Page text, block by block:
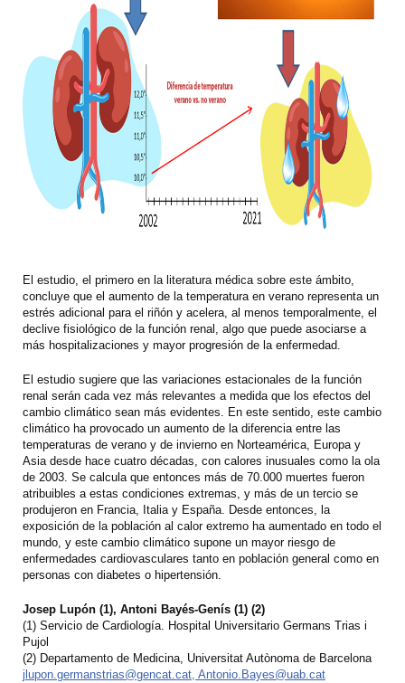
El estudio, el primero en la literatura médica sobre este ámbito,
concluye que el aumento de la temperatura en verano representa un
estrés adicional para el riñón y acelera, al menos temporalmente, el
declive fisiológico de la función renal, algo que puede asociarse a
más hospitalizaciones y mayor progresión de la enfermedad.
El estudio sugiere que las variaciones estacionales de la función
renal serán cada vez más relevantes a medida que los efectos del
cambio climático sean más evidentes. En este sentido, este cambio
climático ha provocado un aumento de la diferencia entre las
temperaturas de verano y de invierno en Norteamérica, Europa y
Asia desde hace cuatro décadas, con calores inusuales como la ola
de 2003. Se calcula que entonces más de 70.000 muertes fueron
atribuibles a estas condiciones extremas, y más de un tercio se
produjeron en Francia, Italia y España. Desde entonces, la
exposición de la población al calor extremo ha aumentado en todo el
mundo, y este cambio climático supone un mayor riesgo de
enfermedades cardiovasculares tanto en población general como en
personas con diabetes o hipertensión.
Josep Lupón (1), Antoni Bayés-Genís (1) (2)
(1) Servicio de Cardiología. Hospital Universitario Germans Trias i
Pujol
(2) Departamento de Medicina, Universitat Autònoma de Barcelona
jlupon.germanstrias@gencat.cat, Antonio.Bayes@uab.cat